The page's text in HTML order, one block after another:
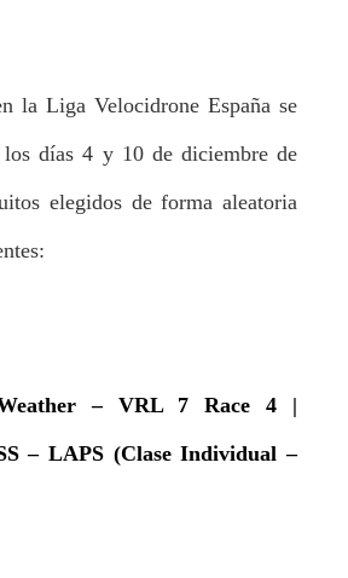
la Liga Velocidrone España se
los días 4 y 10 de diciembre de
elegidos de forma aleatoria
– VRL 7 Race 4 |
– LAPS (Clase Individual –